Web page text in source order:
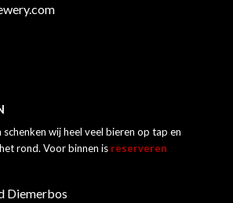
wij heel veel bieren op tap en
rond. Voor binnen is reserveren
Diemerbos